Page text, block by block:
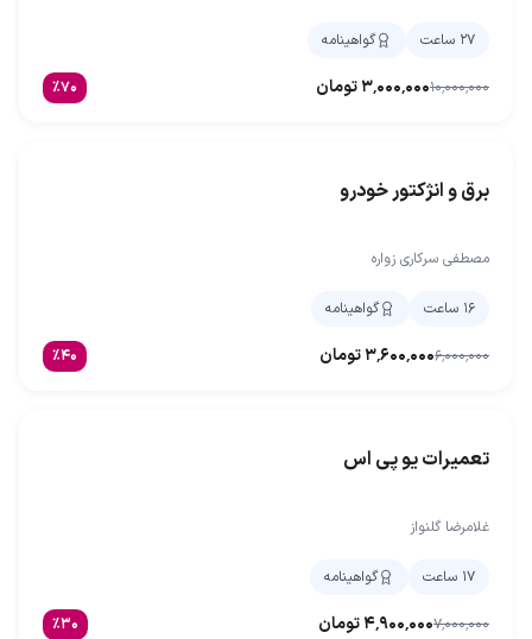
۲۷ ساعت گواهینامه
۱۰٬۰۰۰٬۰۰۰۳٬۰۰۰٬۰۰۰تومان ٪۷۰
برق و انژکتور خودرو
مصطفی سرکاری زواره
۱۶ ساعت گواهینامه
۶٬۰۰۰٬۰۰۰۳٬۶۰۰٬۰۰۰تومان ٪۴۰
تعمیرات یو پی اس
غلامرضا گلنواز
۱۷ ساعت گواهینامه
۷٬۰۰۰٬۰۰۰۴٬۹۰۰٬۰۰۰تومان ٪۳۰